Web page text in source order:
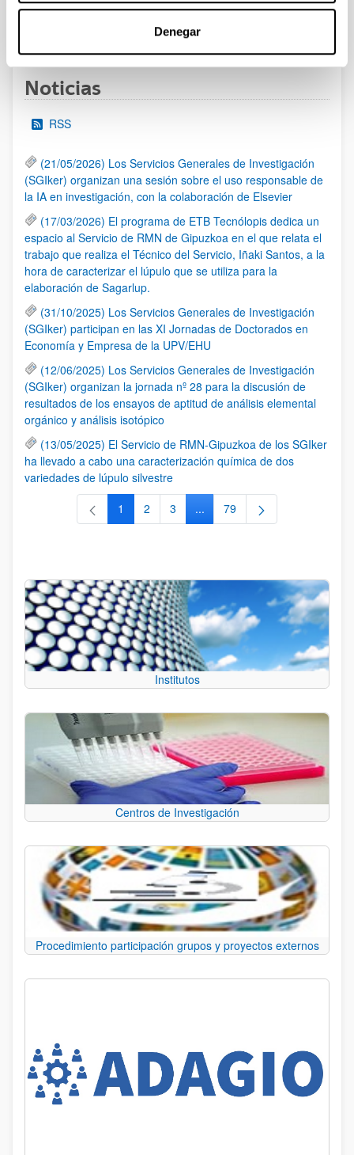
Denegar
Páginas intermedias Use TAB para desplazarse.
PáginaPágina
13 14
Noticias
RSS
(21/05/2026) Los Servicios Generales de Investigación
(SGIker) organizan una sesión sobre el uso responsable de
la IA en investigación, con la colaboración de Elsevier
(17/03/2026) El programa de ETB Tecnólopis dedica un
espacio al Servicio de RMN de Gipuzkoa en el que relata el
trabajo que realiza el Técnico del Servicio, Iñaki Santos, a la
hora de caracterizar el lúpulo que se utiliza para la
elaboración de Sagarlup.
(31/10/2025) Los Servicios Generales de Investigación
(SGIker) participan en las XI Jornadas de Doctorados en
Economía y Empresa de la UPV/EHU
(12/06/2025) Los Servicios Generales de Investigación
(SGIker) organizan la jornada nº 28 para la discusión de
resultados de los ensayos de aptitud de análisis elemental
orgánico y análisis isotópico
(13/05/2025) El Servicio de RMN-Gipuzkoa de los SGIker
ha llevado a cabo una caracterización química de dos
variedades de lúpulo silvestre
Página
1 Página
2 Página
3 ...Páginas intermedias Use TAB
Página
79
Institutos
Centros de Investigación
Procedimiento participación grupos y proyectos externos